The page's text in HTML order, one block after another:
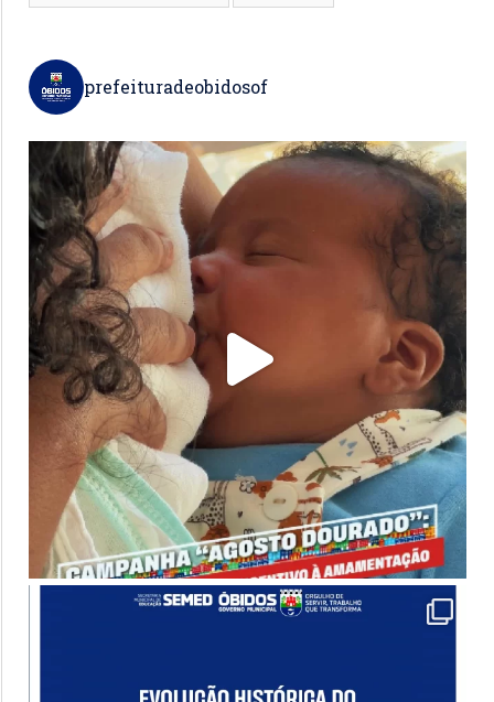
prefeituradeobidosof